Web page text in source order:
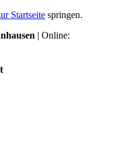
Startseite springen.
| Online: